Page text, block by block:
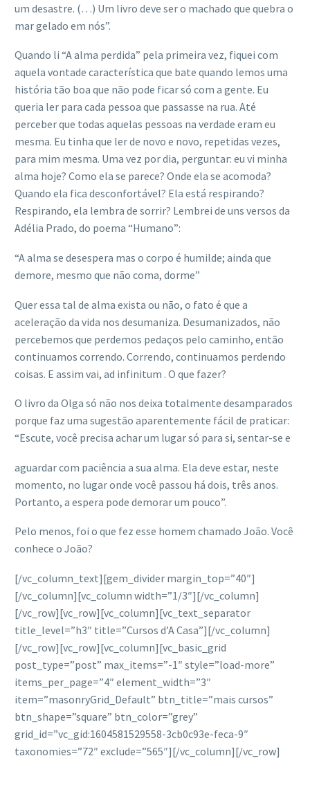
um desastre. (…) Um livro deve ser o machado que quebra o
mar gelado em nós”.
Quando li “A alma perdida” pela primeira vez, fiquei com
aquela vontade característica que bate quando lemos uma
história tão boa que não pode ficar só com a gente. Eu
queria ler para cada pessoa que passasse na rua. Até
perceber que todas aquelas pessoas na verdade eram eu
mesma. Eu tinha que ler de novo e novo, repetidas vezes,
para mim mesma. Uma vez por dia, perguntar: eu vi minha
alma hoje? Como ela se parece? Onde ela se acomoda?
Quando ela fica desconfortável? Ela está respirando?
Respirando, ela lembra de sorrir? Lembrei de uns versos da
Adélia Prado, do poema “Humano”:
“A alma se desespera mas o corpo é humilde; ainda que
demore, mesmo que não coma, dorme”
Quer essa tal de alma exista ou não, o fato é que a
aceleração da vida nos desumaniza. Desumanizados, não
percebemos que perdemos pedaços pelo caminho, então
continuamos correndo. Correndo, continuamos perdendo
coisas. E assim vai, ad infinitum . O que fazer?
O livro da Olga só não nos deixa totalmente desamparados
porque faz uma sugestão aparentemente fácil de praticar:
“Escute, você precisa achar um lugar só para si, sentar-se e
aguardar com paciência a sua alma. Ela deve estar, neste
momento, no lugar onde você passou há dois, três anos.
Portanto, a espera pode demorar um pouco”.
Pelo menos, foi o que fez esse homem chamado João. Você
conhece o João?
[/vc_column_text][gem_divider margin_top=”40″]
[/vc_column][vc_column width=”1/3″][/vc_column]
[/vc_row][vc_row][vc_column][vc_text_separator
title_level=”h3″ title=”Cursos d’A Casa”][/vc_column]
[/vc_row][vc_row][vc_column][vc_basic_grid
post_type=”post” max_items=”-1″ style=”load-more”
items_per_page=”4″ element_width=”3″
item=”masonryGrid_Default” btn_title=”mais cursos”
btn_shape=”square” btn_color=”grey”
grid_id=”vc_gid:1604581529558-3cb0c93e-feca-9″
taxonomies=”72″ exclude=”565″][/vc_column][/vc_row]